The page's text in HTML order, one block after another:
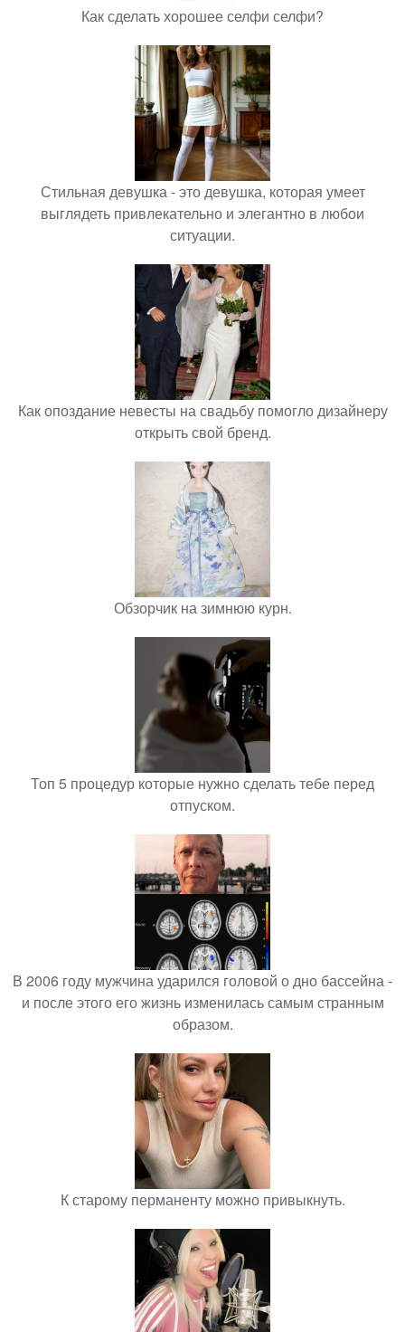
Как сделать хорошее селфи селфи?
Стильная девушка - это девушка, которая умеет
выглядеть привлекательно и элегантно в любои
ситуации.
Как опоздание невесты на свадьбу помогло дизайнеру
открыть свой бренд.
Обзорчик на зимнюю курн.
Топ 5 процедур которые нужно сделать тебе перед
отпуском.
В 2006 году мужчина ударился головой о дно бассейна -
и после этого его жизнь изменилась самым странным
образом.
К старому перманенту можно привыкнуть.